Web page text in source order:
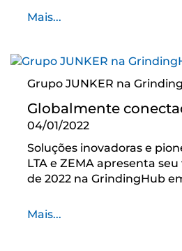
Mais...
Grupo JUNKER na
Globalmente
04/01/2022
Soluções inovadoras e
LTA e ZEMA apresenta
de 2022 na GrindingHub
Mais...